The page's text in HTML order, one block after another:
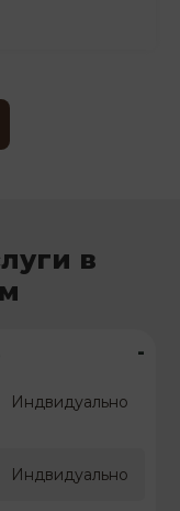
в
-
Индвидуально
Индвидуально